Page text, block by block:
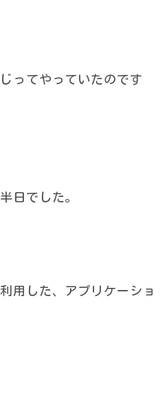
ってやっていたのです
日でした。
用した、アプリケーショ